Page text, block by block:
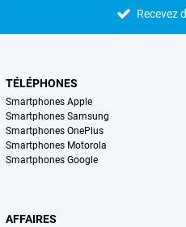
Recevez
TÉLÉPHONES
Smartphones Apple
Smartphones Samsung
Smartphones OnePlus
Smartphones Motorola
Smartphones Google
AFFAIRES